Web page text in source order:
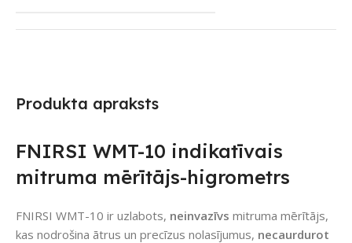
Produkta apraksts
FNIRSI WMT-10 indikatīvais
mitruma mērītājs-higrometrs
FNIRSI WMT-10 ir uzlabots, neinvazīvs mitruma mērītājs,
kas nodrošina ātrus un precīzus nolasījumus, necaurdurot